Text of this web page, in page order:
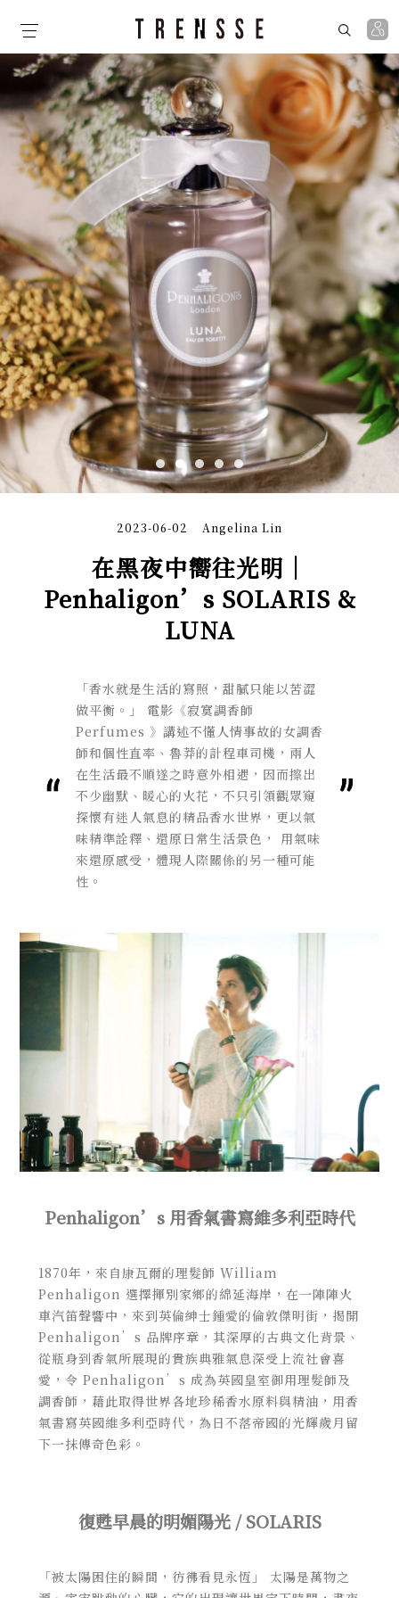
在黑夜中嚮往光明｜
Penhaligon’s SOLARIS &
LUNA
Angelina Lin
2023-06-02
「香水就是生活的寫照，甜膩只能以苦澀
做平衡。」 電影《寂寞調香師
Perfumes 》講述不懂人情事故的女調香
師和個性直率、魯莽的計程車司機，兩人
在生活最不順遂之時意外相遇，因而擦出
不少幽默、暖心的火花，不只引領觀眾窺
探懷有迷人氣息的精品香水世界，更以氣
味精準詮釋、還原日常生活景色， 用氣味
來還原感受，體現人際關係的另一種可能
性。
Penhaligon’s 用香氣書寫維多利亞時代
1870年，來自康瓦爾的理髮師 William
Penhaligon 選擇揮別家鄉的綿延海岸，在一陣陣火
車汽笛聲響中，來到英倫紳士鍾愛的倫敦傑明街，揭開
Penhaligon’s 品牌序章，其深厚的古典文化背景、
從瓶身到香氣所展現的貴族典雅氣息深受上流社會喜
愛，令 Penhaligon’s 成為英國皇室御用理髮師及
調香師，藉此取得世界各地珍稀香水原料與精油，用香
氣書寫英國維多利亞時代，為日不落帝國的光輝歲月留
下一抹傳奇色彩。
復甦早晨的明媚陽光 / SOLARIS
「被太陽困住的瞬間，彷彿看見永恆」 太陽是萬物之